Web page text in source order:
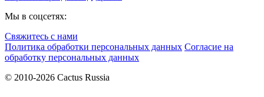
Мы в соцсетях:
Свяжитесь с нами
Политика обработки персональных данных Согласие на
обработку персональных данных
© 2010-2026 Cactus Russia